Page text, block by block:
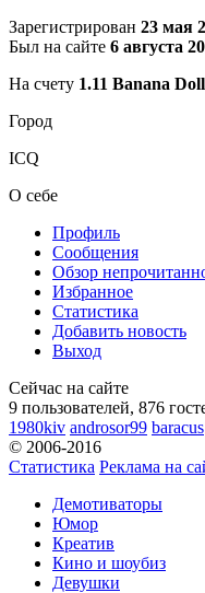
Зарегистрирован 23 мая
Был на сайте 6 августа
На счету 1.11 Banana
Город
ICQ
О себе
Профиль
Сообщения
Обзор
Избранное
Статистика
Добавить новость
Выход
Сейчас на сайте
9 пользователей, 876
1980kiv androsor99 baracus
© 2006-2016
Статистика Реклама на
Демотиваторы
Юмор
Креатив
Кино и шоубиз
Девушки